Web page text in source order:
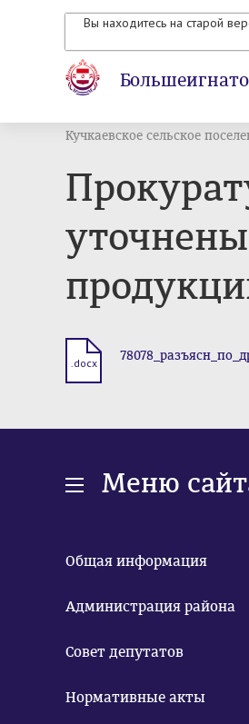
Вы находитесь на старой
Кучкаевское сельское
.docx
Меню
Общая информация
Администрация района
Совет депутатов
Нормативные акты